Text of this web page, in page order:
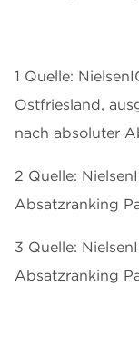
1 Quelle:
Ostfriesland,
nach absoluter
2 Quelle:
Absatzranking
3 Quelle:
Absatzranking